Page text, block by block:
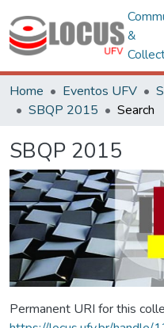
&
Home Eventos UFV
SBQP 2015
Search
SBQP 2015
Permanent URI for this